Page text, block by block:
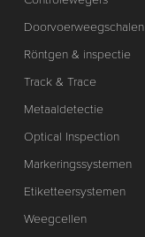
Doorvoerweegschalen
Röntgen & inspectie
Track & Trace
Metaaldetectie
Optical Inspection
Markeringssystemen
Etiketteersystemen
Weegcellen